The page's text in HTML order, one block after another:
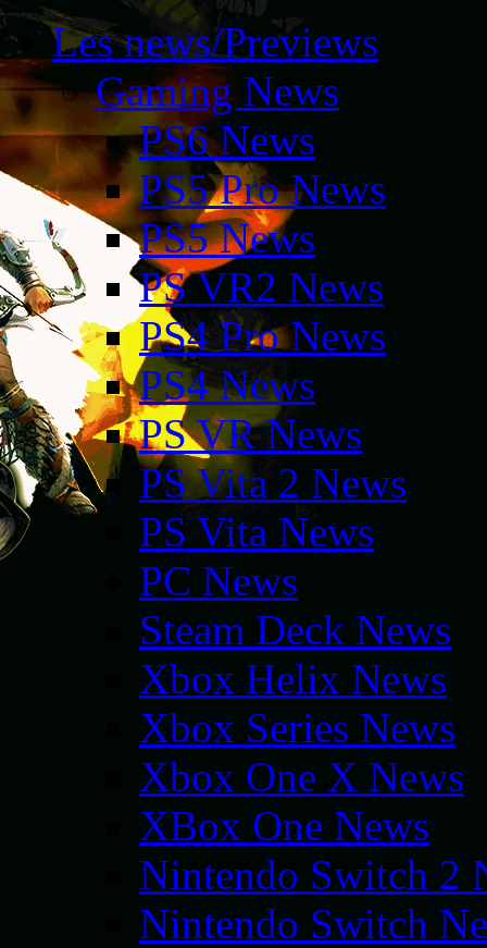
Les news/Previews
Gaming News
PS6 News
PS5 Pro News
PS5 News
PS VR2 News
PS4 Pro News
PS4 News
PS VR News
PS Vita 2 News
PS Vita News
PC News
Steam Deck News
Xbox Helix News
Xbox Series News
Xbox One X News
XBox One News
Nintendo Switch 2
Nintendo Switch